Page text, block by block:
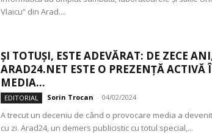
Vlaicu” din Arad....
ȘI TOTUȘI, ESTE ADEVĂRAT: DE ZECE
ARAD24.NET ESTE O PREZENȚĂ ACTIVĂ
MEDIA...
EDITORIAL Sorin Trocan - 04/02/2024
A trecut un deceniu de când o provocare media a
cu zi. Arad24, un demers publicistic cu totul special,...